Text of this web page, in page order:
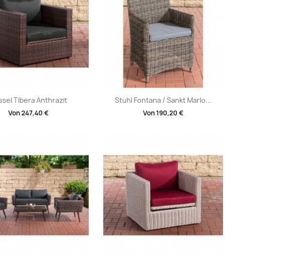
Tibera Anthrazit
Von247,40 €
Vorschau Stuhl Fontana / Sankt Marlo...
Von190,20 €
Vorschau